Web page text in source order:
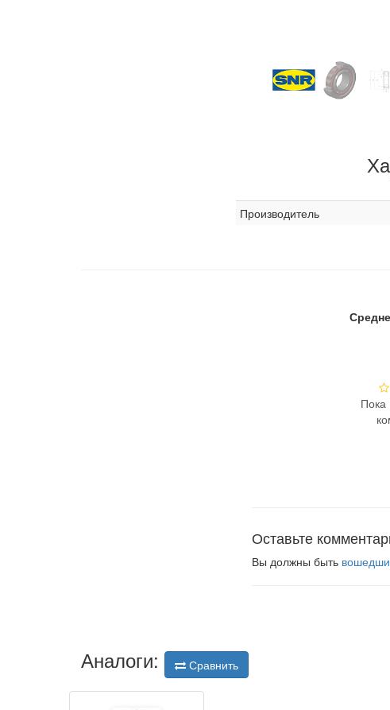
Производитель
Пока
Оставьте
Вы должны быть
Аналоги: Сравнить